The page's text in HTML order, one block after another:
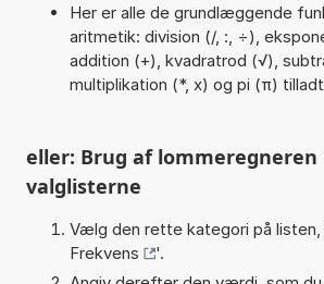
Her er alle de grundlæggende
aritmetik: division (/, :, ÷),
addition (+), kvadratrod (√),
multiplikation (*, x) og pi (π) tilladt
eller: Brug af lommeregneren
valglisterne
Vælg den rette kategori på
Frekvens
'.